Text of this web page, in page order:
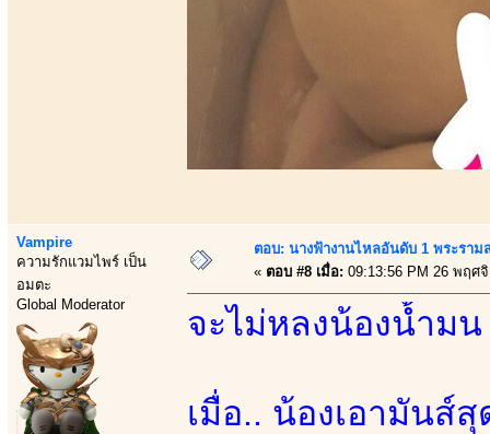
Vampire
ความรักแวมไพร์ เป็น
อมตะ
Global Moderator
ตอบ: นางฟ้างานไหลอันดับ 1 พระราม
« ตอบ #8 เมื่อ: 09:13:56 PM 26 พฤศ
จะไม่หลงน้องน้ำมน
เมื่อ.. น้องเอามันส์